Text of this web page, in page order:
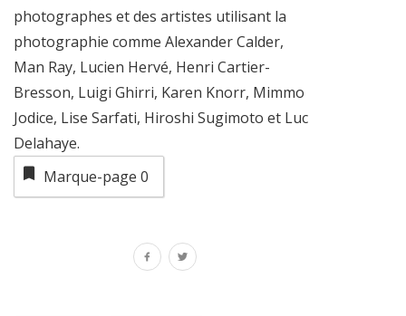
photographes et des artistes utilisant la
photographie comme Alexander Calder,
Man Ray, Lucien Hervé, Henri Cartier-
Bresson, Luigi Ghirri, Karen Knorr, Mimmo
Jodice, Lise Sarfati, Hiroshi Sugimoto et Luc
Delahaye.
Marque-page 0